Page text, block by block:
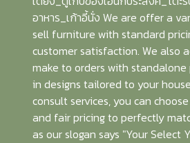
อาหาร_เก้าอี้นั่ง We are offer a
sell furniture with standard
customer satisfaction. We also
make to orders with
in designs tailored to your
consult services, you can
and fair pricing to perfectly
as our slogan says "Your Select